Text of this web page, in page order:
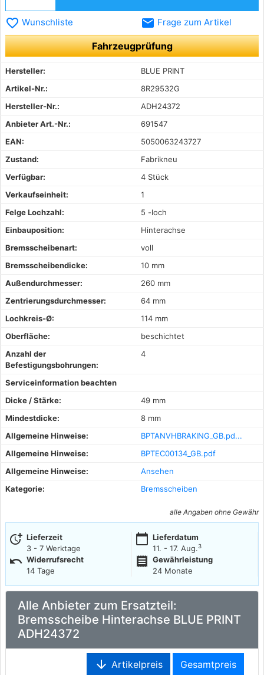
favorite_border Wunschliste email Frage zum Artikel
Fahrzeugprüfung
Hersteller:
BLUE PRINT
Artikel-Nr.:
8R29532G
Hersteller-Nr.:
ADH24372
Anbieter Art.-Nr.:
691547
EAN:
5050063243727
Zustand:
Fabrikneu
Verfügbar:
4 Stück
Verkaufseinheit:
1
Felge Lochzahl:
5 -loch
Einbauposition:
Hinterachse
Bremsscheibenart:
voll
Bremsscheibendicke:
10 mm
Außendurchmesser:
260 mm
Zentrierungsdurchmesser:
64 mm
Lochkreis-Ø:
114 mm
Oberfläche:
beschichtet
Anzahl der
Befestigungsbohrungen:
4
Serviceinformation beachten
Dicke / Stärke:
49 mm
Mindestdicke:
8 mm
Allgemeine Hinweise:
BPTANVHBRAKING_GB.pd...
Allgemeine Hinweise:
BPTEC00134_GB.pdf
Allgemeine Hinweise:
Ansehen
Kategorie:
Bremsscheiben
alle Angaben ohne Gewähr
more_time Lieferzeit
3 - 7 Werktage
calendar_today Lieferdatum
11. - 17. Aug.3
undo Widerrufsrecht
14 Tage
receipt
Gewährleistung
24 Monate
Alle Anbieter zum Ersatzteil:
Bremsscheibe Hinterachse BLUE PRINT
ADH24372
arrow_downward Artikelpreis Gesamtpreis